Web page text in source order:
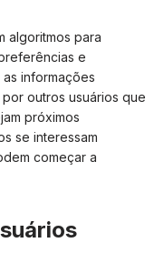
algoritmos para
e
as informações
outros usuários que
próximos
se interessam
começar a